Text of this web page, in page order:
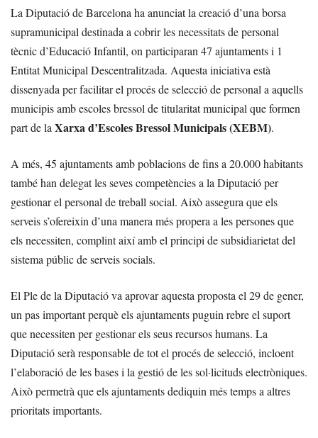
La Diputació de Barcelona ha anunciat la creació d’una borsa
supramunicipal destinada a cobrir les necessitats de personal
tècnic d’Educació Infantil, on participaran 47 ajuntaments i 1
Entitat Municipal Descentralitzada. Aquesta iniciativa està
dissenyada per facilitar el procés de selecció de personal a aquells
municipis amb escoles bressol de titularitat municipal que formen
part de la Xarxa d’Escoles Bressol Municipals (XEBM).
A més, 45 ajuntaments amb poblacions de fins a 20.000 habitants
també han delegat les seves competències a la Diputació per
gestionar el personal de treball social. Això assegura que els
serveis s’ofereixin d’una manera més propera a les persones que
els necessiten, complint així amb el principi de subsidiarietat del
sistema públic de serveis socials.
El Ple de la Diputació va aprovar aquesta proposta el 29 de gener,
un pas important perquè els ajuntaments puguin rebre el suport
que necessiten per gestionar els seus recursos humans. La
Diputació serà responsable de tot el procés de selecció, incloent
l’elaboració de les bases i la gestió de les sol·licituds electròniques.
Això permetrà que els ajuntaments dediquin més temps a altres
prioritats importants.